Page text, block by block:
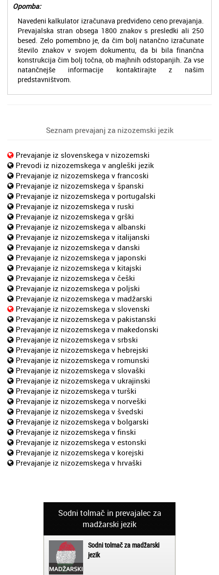
Opomba:
Navedeni kalkulator izračunava predvideno ceno prevajanja.
Prevajalska stran obsega 1800 znakov s presledki ali 250
besed. Zelo pomembno je, da čim bolj natančno izračunate
število znakov v svojem dokumentu, da bi bila finančna
konstrukcija čim bolj točna, ob majhnih odstopanjih. Za vse
natančnejše informacije kontaktirajte z našim
predstavništvom.
Seznam prevajanj za nizozemski jezik
Prevajanje iz slovenskega v nizozemski
Prevodi iz nizozemskega v angleški jezik
Prevajanje iz nizozemskega v francoski
Prevajanje iz nizozemskega v španski
Prevajanje iz nizozemskega v portugalski
Prevajanje iz nizozemskega v ruski
Prevajanje iz nizozemskega v grški
Prevajanje iz nizozemskega v albanski
Prevajanje iz nizozemskega v italijanski
Prevajanje iz nizozemskega v danski
Prevajanje iz nizozemskega v japonski
Prevajanje iz nizozemskega v kitajski
Prevajanje iz nizozemskega v češki
Prevajanje iz nizozemskega v poljski
Prevajanje iz nizozemskega v madžarski
Prevajanje iz nizozemskega v slovenski
Prevajanje iz nizozemskega v pakistanski
Prevajanje iz nizozemskega v makedonski
Prevajanje iz nizozemskega v srbski
Prevajanje iz nizozemskega v hebrejski
Prevajanje iz nizozemskega v romunski
Prevajanje iz nizozemskega v slovaški
Prevajanje iz nizozemskega v ukrajinski
Prevajanje iz nizozemskega v turški
Prevajanje iz nizozemskega v norveški
Prevajanje iz nizozemskega v švedski
Prevajanje iz nizozemskega v bolgarski
Prevajanje iz nizozemskega v finski
Prevajanje iz nizozemskega v estonski
Prevajanje iz nizozemskega v korejski
Prevajanje iz nizozemskega v hrvaški
Sodni tolmač in prevajalec za
madžarski jezik
Sodni tolmač za madžarski
jezik